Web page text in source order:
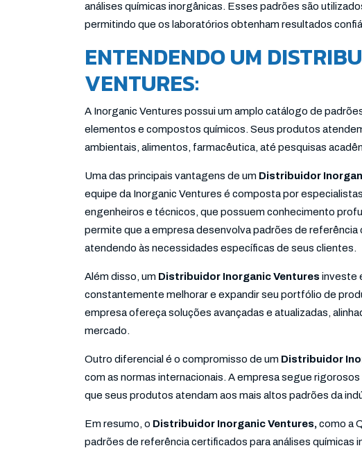
análises químicas inorgânicas. Esses padrões são
permitindo que os laboratórios obtenham resultados
ENTENDENDO UM
VENTURES:
A Inorganic Ventures possui um amplo catálogo de
elementos e compostos químicos. Seus produtos
ambientais, alimentos, farmacêutica, até pesquisas
Uma das principais vantagens de um Distribuidor
equipe da Inorganic Ventures é composta por
engenheiros e técnicos, que possuem conhecimento
permite que a empresa desenvolva padrões de
atendendo às necessidades específicas de seus clientes.
Além disso, um Distribuidor Inorganic Venturesinveste
constantemente melhorar e expandir seu portfólio de
empresa ofereça soluções avançadas e atualizadas,
mercado.
Outro diferencial é o compromisso de um Distribuidor
com as normas internacionais. A empresa segue
que seus produtos atendam aos mais altos padrões da
Em resumo, o Distribuidor Inorganic Ventures, como a
padrões de referência certificados para análises químicas